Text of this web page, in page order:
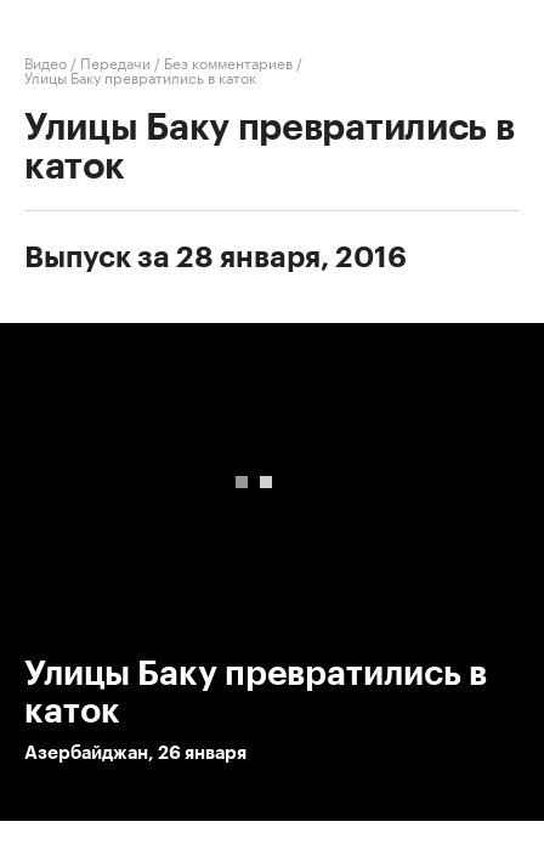
Видео / Передачи / Без комментариев /
Улицы Баку превратились в каток
Улицы Баку превратились в
каток
Выпуск за 28 января, 2016
Улицы Баку превратились в
каток
Азербайджан, 26 января